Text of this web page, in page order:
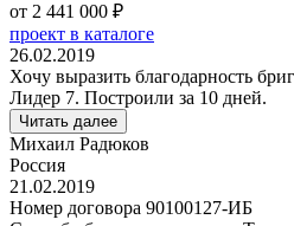
от 2 441 000 ₽
проект в каталоге
26.02.2019
Хочу выразить благодарность
Лидер 7. Построили за 10 дней.
Читать далее
Михаил Радюков
Россия
21.02.2019
Номер договора 90100127-ИБ